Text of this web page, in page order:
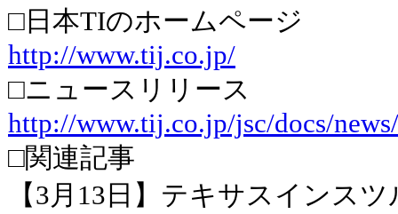
□日本TIのホームページ
http://www.tij.co.jp/
□ニュースリリース
http://www.tij.co.jp/jsc/docs/
□関連記事
【3月13日】テキサスインス